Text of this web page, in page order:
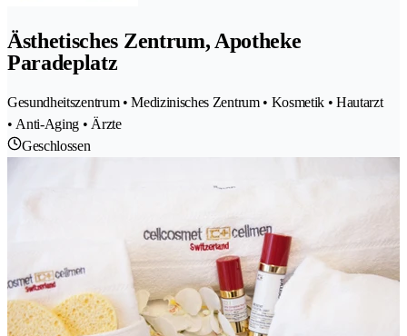
Ästhetisches Zentrum, Apotheke
Paradeplatz
Gesundheitszentrum • Medizinisches Zentrum • Kosmetik • Hautarzt
• Anti-Aging • Ärzte
Geschlossen